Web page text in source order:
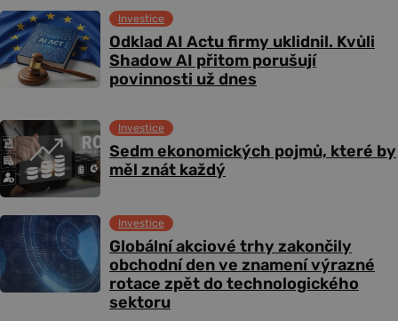
Odklad AI Actu firmy uklidnil. Kvůli
Shadow AI přitom porušují
povinnosti už dnes
Investice
Sedm ekonomických pojmů, které by
měl znát každý
Investice
Globální akciové trhy zakončily
obchodní den ve znamení výrazné
rotace zpět do technologického
sektoru
Investice